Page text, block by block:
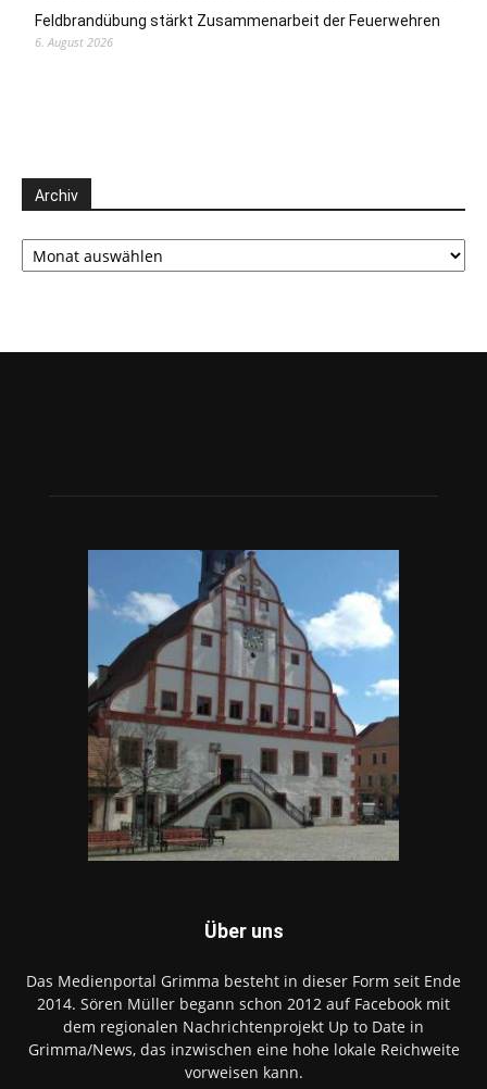
Feldbrandübung stärkt Zusammenarbeit der Feuerwehren
6. August 2026
Archiv
Archiv
Über uns
Das Medienportal Grimma besteht in dieser Form seit Ende
2014. Sören Müller begann schon 2012 auf Facebook mit
dem regionalen Nachrichtenprojekt Up to Date in
Grimma/News, das inzwischen eine hohe lokale Reichweite
vorweisen kann.